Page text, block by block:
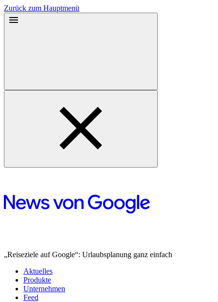
Zurück zum Hauptmenü
„Reiseziele auf Google“: Urlaubsplanung ganz einfach
Aktuelles
Produkte
Unternehmen
Feed